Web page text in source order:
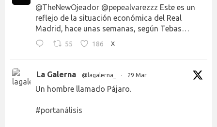
@TheNewOjeador @pepealvarezzz Este es un
reflejo de la situación económica del Real
Madrid, hace unas semanas, según Tebas…
55 186 X
La Galerna @lagalerna_ · 29 Mar
Un hombre llamado Pájaro.
#portanálisis